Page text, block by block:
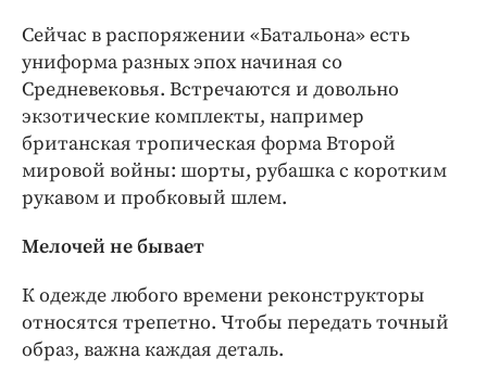
Сейчас в распоряжении «Батальона» есть
униформа разных эпох начиная со
Средневековья. Встречаются и довольно
экзотические комплекты, например
британская тропическая форма Второй
мировой войны: шорты, рубашка с коротким
рукавом и пробковый шлем.
Мелочей не бывает
К одежде любого времени реконструкторы
относятся трепетно. Чтобы передать точный
образ, важна каждая деталь.